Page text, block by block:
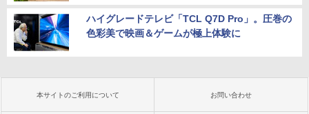
ハイグレードテレビ「TCL Q7D Pro」。圧巻の
色彩美で映画＆ゲームが極上体験に
本サイトのご利用について お問い合わせ